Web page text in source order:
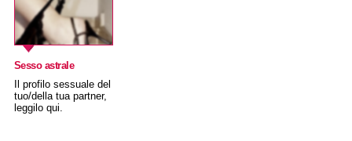
Sesso astrale
Il profilo sessuale del
tuo/della tua partner,
leggilo qui.